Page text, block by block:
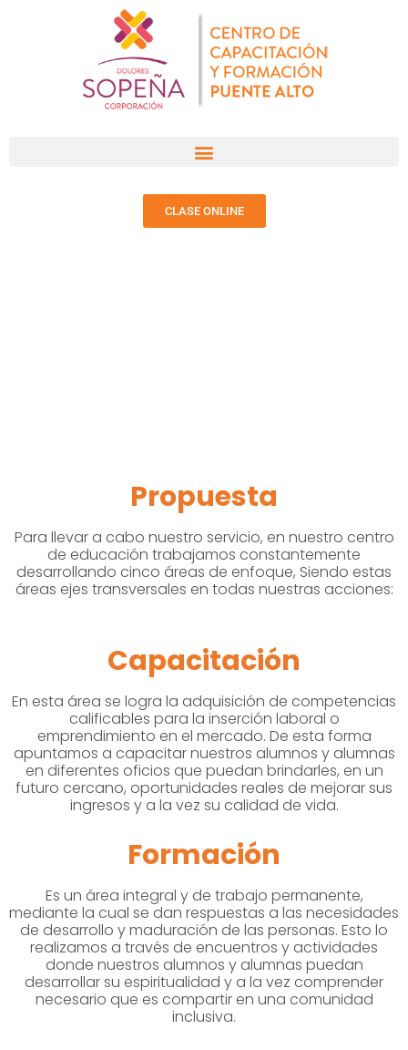
CLASE ONLINE
Propuesta
Para llevar a cabo nuestro servicio, en nuestro centro
de educación trabajamos constantemente
desarrollando cinco áreas de enfoque, Siendo estas
áreas ejes transversales en todas nuestras acciones:
Capacitación
En esta área se logra la adquisición de competencias
calificables para la inserción laboral o
emprendimiento en el mercado. De esta forma
apuntamos a capacitar nuestros alumnos y alumnas
en diferentes oficios que puedan brindarles, en un
futuro cercano, oportunidades reales de mejorar sus
ingresos y a la vez su calidad de vida.
Formación
Es un área integral y de trabajo permanente,
mediante la cual se dan respuestas a las necesidades
de desarrollo y maduración de las personas. Esto lo
realizamos a través de encuentros y actividades
donde nuestros alumnos y alumnas puedan
desarrollar su espiritualidad y a la vez comprender
necesario que es compartir en una comunidad
inclusiva.